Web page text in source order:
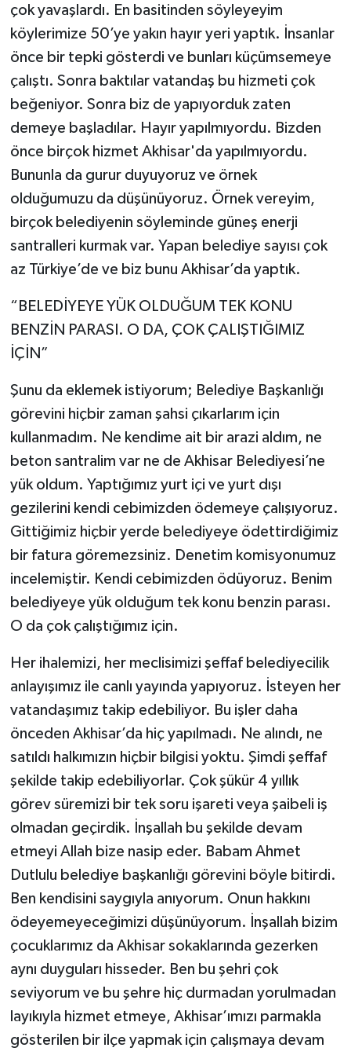
çok yavaşlardı. En basitinden söyleyeyim
köylerimize 50’ye yakın hayır yeri yaptık. İnsanlar
önce bir tepki gösterdi ve bunları küçümsemeye
çalıştı. Sonra baktılar vatandaş bu hizmeti çok
beğeniyor. Sonra biz de yapıyorduk zaten
demeye başladılar. Hayır yapılmıyordu. Bizden
önce birçok hizmet Akhisar'da yapılmıyordu.
Bununla da gurur duyuyoruz ve örnek
olduğumuzu da düşünüyoruz. Örnek vereyim,
birçok belediyenin söyleminde güneş enerji
santralleri kurmak var. Yapan belediye sayısı çok
az Türkiye’de ve biz bunu Akhisar’da yaptık.
“BELEDİYEYE YÜK OLDUĞUM TEK KONU
BENZİN PARASI. O DA, ÇOK ÇALIŞTIĞIMIZ
İÇİN”
Şunu da eklemek istiyorum; Belediye Başkanlığı
görevini hiçbir zaman şahsi çıkarlarım için
kullanmadım. Ne kendime ait bir arazi aldım, ne
beton santralim var ne de Akhisar Belediyesi’ne
yük oldum. Yaptığımız yurt içi ve yurt dışı
gezilerini kendi cebimizden ödemeye çalışıyoruz.
Gittiğimiz hiçbir yerde belediyeye ödettirdiğimiz
bir fatura göremezsiniz. Denetim komisyonumuz
incelemiştir. Kendi cebimizden ödüyoruz. Benim
belediyeye yük olduğum tek konu benzin parası.
O da çok çalıştığımız için.
Her ihalemizi, her meclisimizi şeffaf belediyecilik
anlayışımız ile canlı yayında yapıyoruz. İsteyen her
vatandaşımız takip edebiliyor. Bu işler daha
önceden Akhisar’da hiç yapılmadı. Ne alındı, ne
satıldı halkımızın hiçbir bilgisi yoktu. Şimdi şeffaf
şekilde takip edebiliyorlar. Çok şükür 4 yıllık
görev süremizi bir tek soru işareti veya şaibeli iş
olmadan geçirdik. İnşallah bu şekilde devam
etmeyi Allah bize nasip eder. Babam Ahmet
Dutlulu belediye başkanlığı görevini böyle bitirdi.
Ben kendisini saygıyla anıyorum. Onun hakkını
ödeyemeyeceğimizi düşünüyorum. İnşallah bizim
çocuklarımız da Akhisar sokaklarında gezerken
aynı duyguları hisseder. Ben bu şehri çok
seviyorum ve bu şehre hiç durmadan yorulmadan
layıkıyla hizmet etmeye, Akhisar’ımızı parmakla
gösterilen bir ilçe yapmak için çalışmaya devam